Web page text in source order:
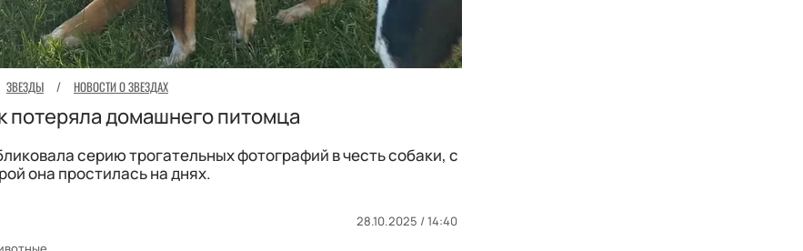
ЗВЕЗДЫ / НОВОСТИ О ЗВЕЗДАХ
потеряла домашнего питомца
серию трогательных фотографий в честь собаки, с
она простилась на днях.
28.10.2025 / 14:40